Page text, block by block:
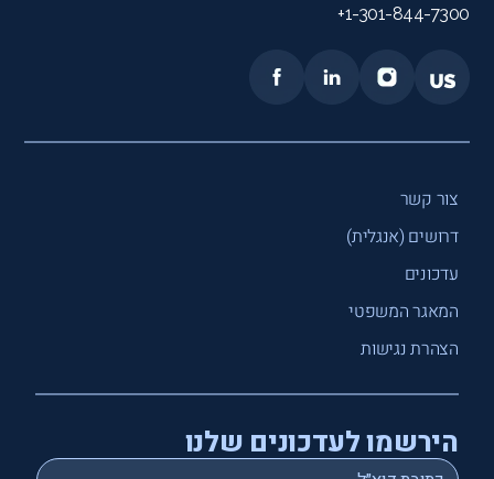
1-301-844-7300+
צור קשר
דרושים (אנגלית)
עדכונים
המאגר המשפטי
הצהרת נגישות
הירשמו לעדכונים שלנו
Email
*